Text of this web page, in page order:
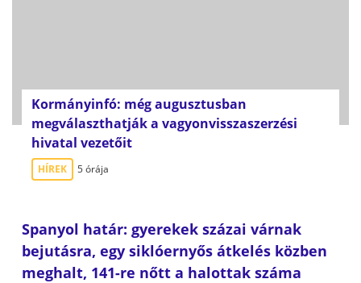
Kormányinfó: még augusztusban
megválaszthatják a vagyonvisszaszerzési
hivatal vezetőit
HÍREK 5 órája
Spanyol határ: gyerekek százai várnak
bejutásra, egy siklóernyős átkelés közben
meghalt, 141-re nőtt a halottak száma